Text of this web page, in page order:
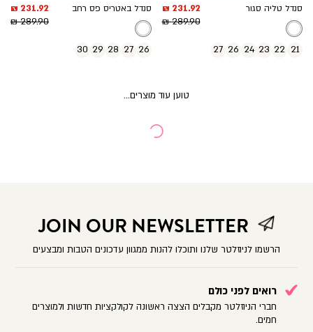
סנדל טליה סגור
מחיר
מוצר
231.92 ₪
מחיר
289.90 ₪
21
22
23
24
26
27
סנדל באטריס פס רחב
מחיר
מוצר
231.92 ₪
מחיר
289.90 ₪
26
27
28
29
30
JOIN OUR NEWSLETTER
הרשמו לניוזלטר שלנו ותוכלו להנות ממגוון עדכונים הטבות ומבצעים
רואים לפני כולם
חברי הניוזלטר מקבלים הצצה ראשונה לקולקציות חדשות ולמוצרים
חמים.